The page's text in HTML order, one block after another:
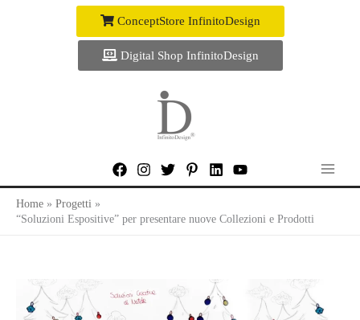
ConceptStore InfinitoDesign
Digital Shop InfinitoDesign
Home
Progetti
“Soluzioni Espositive” per presentare nuove Collezioni e Prodotti